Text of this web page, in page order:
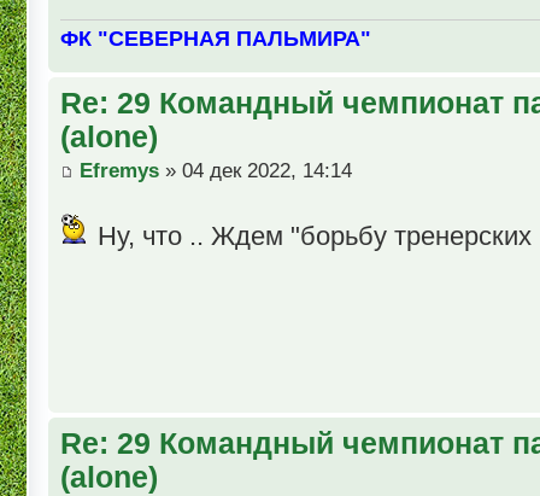
ФК "СЕВЕРНАЯ ПАЛЬМИРА"
Re: 29 Командный чемпионат
(alone)
Efremys » 04 дек 2022, 14:14
Ну, что .. Ждем "борьбу
Re: 29 Командный чемпионат
(alone)